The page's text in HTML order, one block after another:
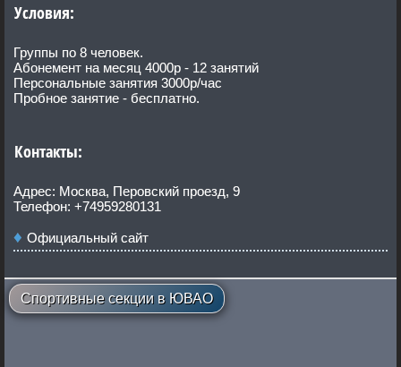
Условия:
Группы по 8 человек.
Абонемент на месяц 4000р - 12 занятий
Персональные занятия 3000р/час
Пробное занятие - бесплатно.
Контакты:
Адрес: Москва, Перовский проезд, 9
Телефон: +74959280131
Официальный сайт
Спортивные секции в ЮВАО